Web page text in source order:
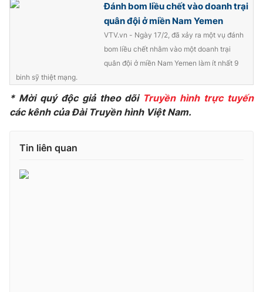
Podcast
Infographic
Video Shorts video
VTV Money VTV Thể thao
VTV Sức khoẻ
Đánh bom liều chết vào doanh trại
quân đội ở miền Nam Yemen
VTV.vn - Ngày 17/2, đã xảy ra một vụ đánh
bom liều chết nhằm vào một doanh trại
quân đội ở miền Nam Yemen làm ít nhất 9
binh sỹ thiệt mạng.
* Mời quý độc giả theo dõi Truyền hình trực tuyến
các kênh của Đài Truyền hình Việt Nam.
Tin liên quan